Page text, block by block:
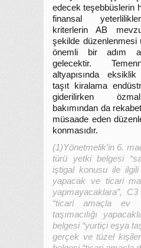
edecek teşebbüslerin
finansal
kriterlerin AB
şekilde düzenlenmesi
önemli bir adım
gelecektir.
altyapısında
taşıt kiralama
giderilirken
bakımından da
müsaade eden
konmasıdır.
(1)Yönetmelik’in 6.
türü yetki belgesi
iştigal konusu ile ilgili
yapacak ve ticari
yapmayacaklara”,
“ticari amaçla ev
taşımacılığı
belgesi “yurtiçi eşya
gerçek ve tüzel